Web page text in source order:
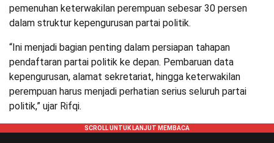
pemenuhan keterwakilan perempuan sebesar 30 persen
dalam struktur kepengurusan partai politik.
“Ini menjadi bagian penting dalam persiapan tahapan
pendaftaran partai politik ke depan. Pembaruan data
kepengurusan, alamat sekretariat, hingga keterwakilan
perempuan harus menjadi perhatian serius seluruh partai
politik,” ujar Rifqi.